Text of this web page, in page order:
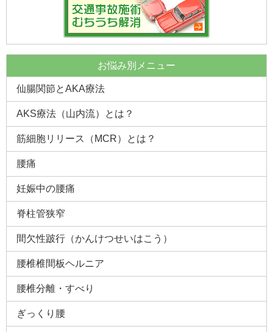
守口市 ４９歳 女性 「膝の痛みと足の痺れがと
2019.1.23 |両膝の痛みで悩まれている患者様の声 ５９歳 大
「薄皮が剥がれていくように痛みが少しずつ取れ・・・」
2018.7.28 |
門真市 AN様 「ぎっくり腰が初日から楽になり
ました」
歩けるように」
減ったので・・・」
2018.7.1 |門真市 ７５歳 女性 腰痛 「痛みが和らぎ満足
しています」
市 54歳 RK様
お悩み別メニュー
仙腸関節とAKA療法
AKS療法（山内流）とは？
筋細胞リリース（MCR）とは？
腰痛
妊娠中の腰痛
脊柱管狭窄
間欠性跛行（かんけつせいはこう）
腰椎椎間板ヘルニア
腰椎分離・すべり
ぎっくり腰